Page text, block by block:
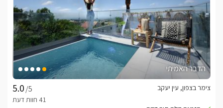
הדבר האמיתי
/5
צימר בצפון, עין יעקב